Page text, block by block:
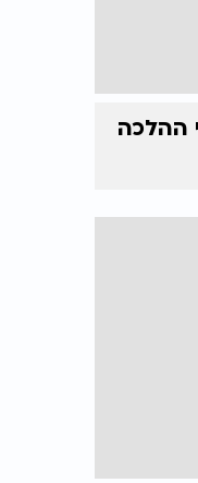
ההלכה